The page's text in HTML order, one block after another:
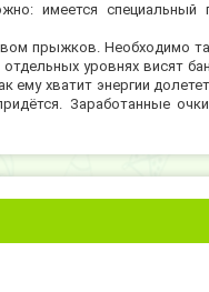
имеется
прыжков. Необходимо
уровнях висят
хватит энергии
Заработанные